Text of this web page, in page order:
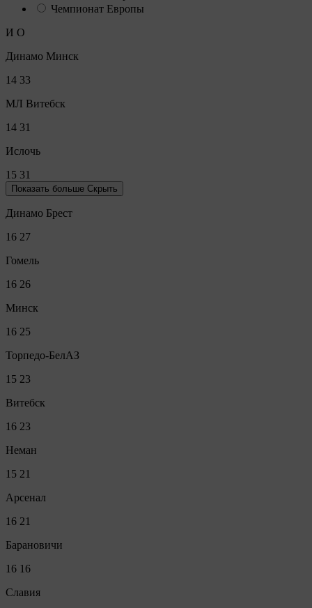
Чемпионат Европы
И О
Динамо Минск
14 33
МЛ Витебск
14 31
Ислочь
15 31
Показать больше Скрыть
Динамо Брест
16 27
Гомель
16 26
Минск
16 25
Торпедо-БелАЗ
15 23
Витебск
16 23
Неман
15 21
Арсенал
16 21
Барановичи
16 16
Славия